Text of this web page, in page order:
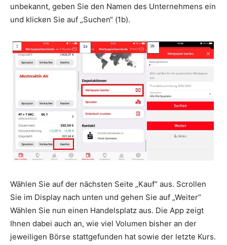
unbekannt, geben Sie den Namen des Unternehmens ein
und klicken Sie auf „Suchen“ (1b).
Wählen Sie auf der nächsten Seite „Kauf“ aus. Scrollen
Sie im Display nach unten und gehen Sie auf „Weiter“
Wählen Sie nun einen Handelsplatz aus. Die App zeigt
Ihnen dabei auch an, wie viel Volumen bisher an der
jeweiligen Börse stattgefunden hat sowie der letzte Kurs.